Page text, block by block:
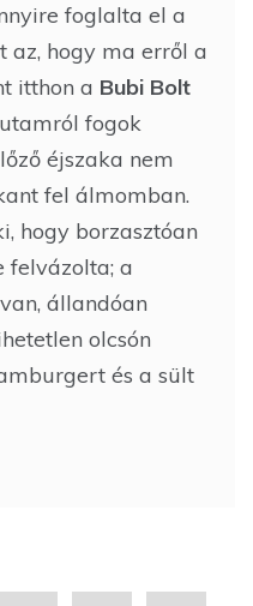
foglalta el a
hogy ma erről a
itthon a Bubi Bolt
fogok
éjszaka nem
fel álmomban.
hogy borzasztóan
felvázolta; a
állandóan
olcsón
és a sült